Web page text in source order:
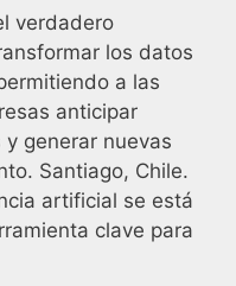
verdadero
los datos
a las
anticipar
generar nuevas
Santiago, Chile.
artificial se está
clave para